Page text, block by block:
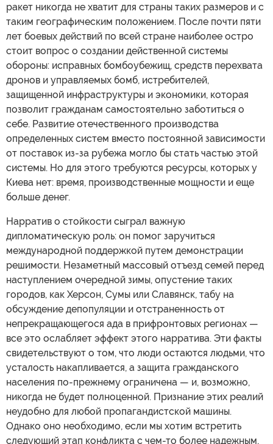
ракет никогда не хватит для страны таких размеров и с
таким географическим положением. После почти пяти
лет боевых действий по всей стране наиболее остро
стоит вопрос о создании действенной системы
обороны: исправных бомбоубежищ, средств перехвата
дронов и управляемых бомб, истребителей,
защищенной инфраструктуры и экономики, которая
позволит гражданам самостоятельно заботиться о
себе. Развитие отечественного производства
определенных систем вместо постоянной зависимости
от поставок из-за рубежа могло бы стать частью этой
системы. Но для этого требуются ресурсы, которых у
Киева нет: время, производственные мощности и еще
больше денег.
Нарратив о стойкости сыграл важную
дипломатическую роль: он помог заручиться
международной поддержкой путем демонстрации
решимости. Незаметный массовый отъезд семей перед
наступлением очередной зимы, опустение таких
городов, как Херсон, Сумы или Славянск, табу на
обсуждение депопуляции и отстраненность от
непрекращающегося ада в прифронтовых регионах —
все это ослабляет эффект этого нарратива. Эти факты
свидетельствуют о том, что люди остаются людьми, что
усталость накапливается, а защита гражданского
населения по-прежнему ограничена — и, возможно,
никогда не будет полноценной. Признание этих реалий
неудобно для любой пропагандистской машины.
Однако оно необходимо, если мы хотим встретить
следующий этап конфликта с чем-то более надежным,